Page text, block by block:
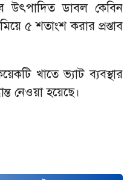
উৎপাদিত ডাবল কেবিন
৫ শতাংশ করার প্রস্তাব
খাতে ভ্যাট ব্যবস্থার
নেওয়া হয়েছে।